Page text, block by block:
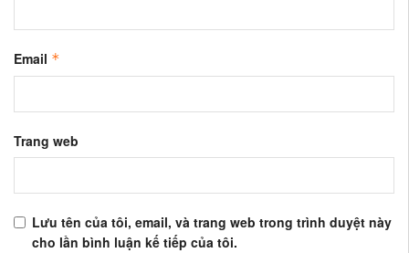
Email *
Trang web
Lưu tên của tôi, email, và trang web trong trình duyệt này
cho lần bình luận kế tiếp của tôi.